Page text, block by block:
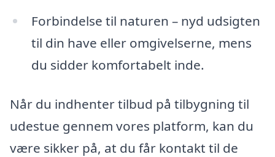
Forbindelse til naturen – nyd udsigten
til din have eller omgivelserne, mens
du sidder komfortabelt inde.
Når du indhenter tilbud på tilbygning til
udestue gennem vores platform, kan du
være sikker på, at du får kontakt til de